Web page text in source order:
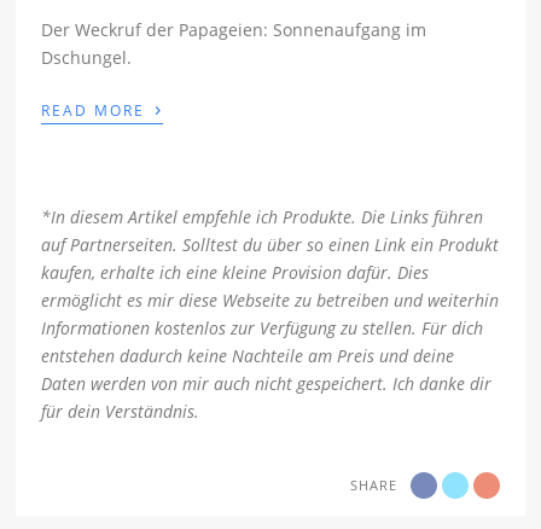
Der Weckruf der Papageien: Sonnenaufgang im
Dschungel.
READ MORE ›
*In diesem Artikel empfehle ich Produkte. Die Links führen
auf Partnerseiten. Solltest du über so einen Link ein Produkt
kaufen, erhalte ich eine kleine Provision dafür. Dies
ermöglicht es mir diese Webseite zu betreiben und weiterhin
Informationen kostenlos zur Verfügung zu stellen. Für dich
entstehen dadurch keine Nachteile am Preis und deine
Daten werden von mir auch nicht gespeichert. Ich danke dir
für dein Verständnis.
SHARE